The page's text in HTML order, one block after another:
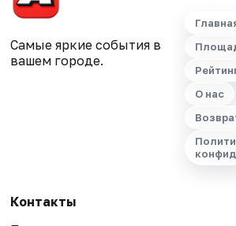
Самые яркие события в
вашем городе.
О нас
Контакты